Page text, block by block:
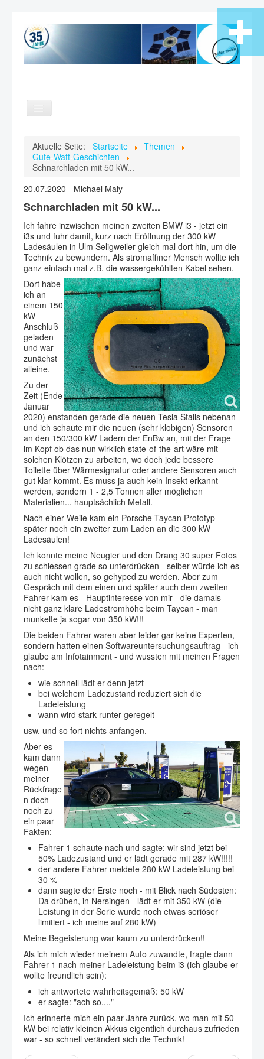
Toggle
Navigation
Themen
Suche
Aktuelle Seite: Startseite
Themen
Gute-Watt-Geschichten
Schnarchladen mit 50 kW...
20.07.2020 - Michael Maly
Schnarchladen mit 50 kW...
Ich fahre inzwischen meinen zweiten BMW i3 - jetzt ein
i3s und fuhr damit, kurz nach Eröffnung der 300 kW
Ladesäulen in Ulm Seligweiler gleich mal dort hin, um die
Technik zu bewundern. Als stromaffiner Mensch wollte ich
ganz einfach mal z.B. die wassergekühlten Kabel sehen.
Dort habe
ich an
einem 150
kW
Anschluß
geladen
und war
zunächst
alleine.
Zu der
Zeit (Ende
Januar
2020) enstanden gerade die neuen Tesla Stalls nebenan
und ich schaute mir die neuen (sehr klobigen) Sensoren
an den 150/300 kW Ladern der EnBw an, mit der Frage
im Kopf ob das nun wirklich state-of-the-art wäre mit
solchen Klötzen zu arbeiten, wo doch jede bessere
Toilette über Wärmesignatur oder andere Sensoren auch
gut klar kommt. Es muss ja auch kein Insekt erkannt
werden, sondern 1 - 2,5 Tonnen aller möglichen
Materialien... hauptsächlich Metall.
Nach einer Weile kam ein Porsche Taycan Prototyp -
später noch ein zweiter zum Laden an die 300 kW
Ladesäulen!
Ich konnte meine Neugier und den Drang 30 super Fotos
zu schiessen grade so unterdrücken - selber würde ich es
auch nicht wollen, so gehyped zu werden. Aber zum
Gespräch mit dem einen und später auch dem zweiten
Fahrer kam es - Hauptinteresse von mir - die damals
nicht ganz klare Ladestromhöhe beim Taycan - man
munkelte ja sogar von 350 kW!!!
Die beiden Fahrer waren aber leider gar keine Experten,
sondern hatten einen Softwareuntersuchungsauftrag - ich
glaube am Infotainment - und wussten mit meinen Fragen
nach:
wie schnell lädt er denn jetzt
bei welchem Ladezustand reduziert sich die
Ladeleistung
wann wird stark runter geregelt
usw. und so fort nichts anfangen.
Aber es
kam dann
wegen
meiner
Rückfrage
n doch
noch zu
ein paar
Fakten:
Fahrer 1 schaute nach und sagte: wir sind jetzt bei
50% Ladezustand und er lädt gerade mit 287 kW!!!!!
der andere Fahrer meldete 280 kW Ladeleistung bei
30 %
dann sagte der Erste noch - mit Blick nach Südosten:
Da drüben, in Nersingen - lädt er mit 350 kW (die
Leistung in der Serie wurde noch etwas seriöser
limitiert - ich meine auf 280 kW)
Meine Begeisterung war kaum zu unterdrücken!!
Als ich mich wieder meinem Auto zuwandte, fragte dann
Fahrer 1 nach meiner Ladeleistung beim i3 (ich glaube er
wollte freundlich sein):
ich antwortete wahrheitsgemäß: 50 kW
er sagte: "ach so...."
Ich erinnerte mich ein paar Jahre zurück, wo man mit 50
kW bei relativ kleinen Akkus eigentlich durchaus zufrieden
war - so schnell verändert sich die Technik!